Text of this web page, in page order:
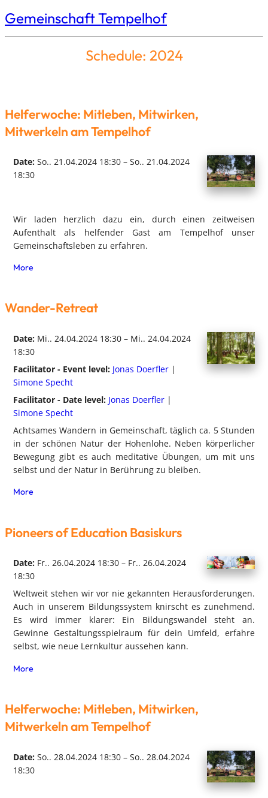
Gemeinschaft Tempelhof
Schedule: 2024
Helferwoche: Mitleben, Mitwirken,
Mitwerkeln am Tempelhof
Date:So.. 21.04.2024 18:30 – So.. 21.04.2024
18:30
Wir laden herzlich dazu ein, durch einen zeitweisen
Aufenthalt als helfender Gast am Tempelhof unser
Gemeinschaftsleben zu erfahren.
More
Wander-Retreat
Date: Mi.. 24.04.2024 18:30 – Mi.. 24.04.2024
18:30
Facilitator - Event level: Jonas Doerfler |
Simone Specht
Facilitator - Date level: Jonas Doerfler |
Simone Specht
Achtsames Wandern in Gemeinschaft, täglich ca. 5 Stunden
in der schönen Natur der Hohenlohe. Neben körperlicher
Bewegung gibt es auch meditative Übungen, um mit uns
selbst und der Natur in Berührung zu bleiben.
More
Pioneers of Education Basiskurs
Date: Fr.. 26.04.2024 18:30 – Fr.. 26.04.2024
18:30
Weltweit stehen wir vor nie gekannten Herausforderungen.
Auch in unserem Bildungssystem knirscht es zunehmend.
Es wird immer klarer: Ein Bildungswandel steht an.
Gewinne Gestaltungsspielraum für dein Umfeld, erfahre
selbst, wie neue Lernkultur aussehen kann.
More
Helferwoche: Mitleben, Mitwirken,
Mitwerkeln am Tempelhof
Date:So.. 28.04.2024 18:30 – So.. 28.04.2024
18:30